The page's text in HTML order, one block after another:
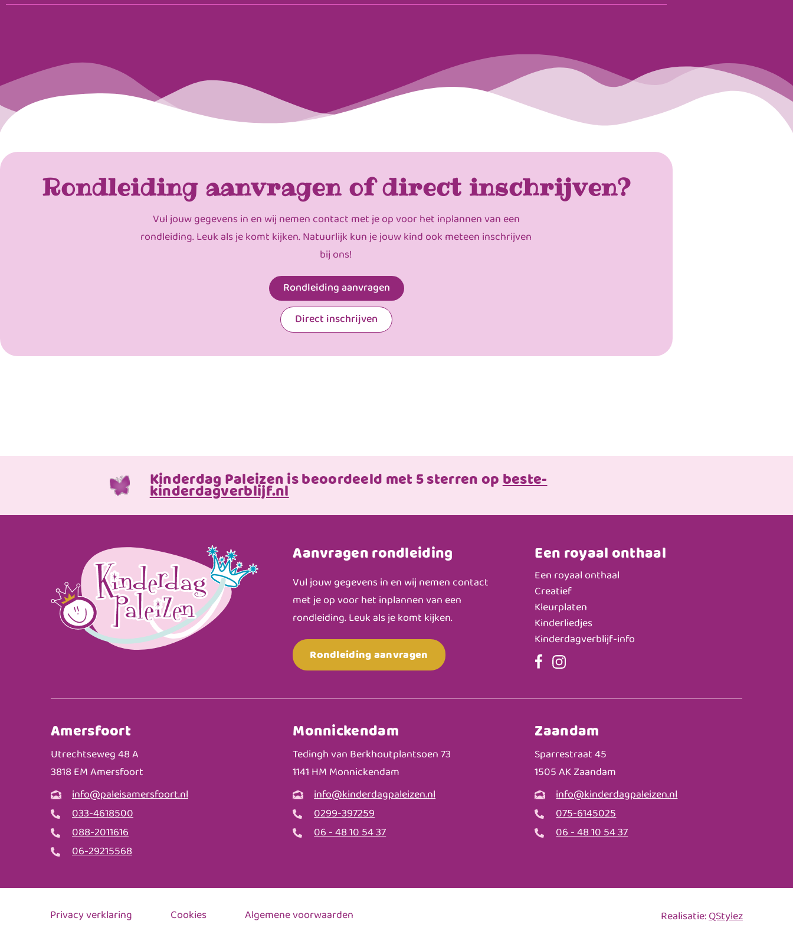
Rondleiding aanvragen of direct inschrijven?
Vul jouw gegevens in en wij nemen contact met je op voor het inplannen van een
rondleiding. Leuk als je komt kijken. Natuurlijk kun je jouw kind ook meteen inschrijven
bij ons!
Rondleiding aanvragen
Direct inschrijven
Kinderdag Paleizen is beoordeeld met 5 sterren opbeste-
kinderdagverblijf.nl
Aanvragen rondleiding
Vul jouw gegevens in en wij nemen contact
met je op voor het inplannen van een
rondleiding. Leuk als je komt kijken.
Rondleiding aanvragen
Amersfoort
Utrechtseweg 48 A
3818 EM Amersfoort
info@paleisamersfoort.nl
033-4618500
088-2011616
06-29215568
Monnickendam
Tedingh van Berkhoutplantsoen 73
1141 HM Monnickendam
info@kinderdagpaleizen.nl
0299-397259
06 - 48 10 54 37
Zaandam
Sparrestraat 45
1505 AK Zaandam
info@kinderdagpaleizen.nl
075-6145025
06 - 48 10 54 37
Een royaal onthaal
Een royaal onthaal
Creatief
Kleurplaten
Kinderliedjes
Kinderdagverblijf-info
Privacy verklaring Cookies Algemene voorwaarden Realisatie:QStylez